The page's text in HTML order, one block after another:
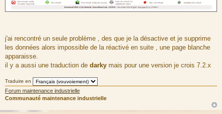
j'ai rencontré un seule problème , des que je la désactive et je supprime
les données alors impossible de la réactivé en suite , une page blanche
apparaisse.
il y a aussi une traduction de darky mais pour une version je crois 7.2.x
Traduire en
Forum maintenance industrielle
Communauté maintenance industrielle